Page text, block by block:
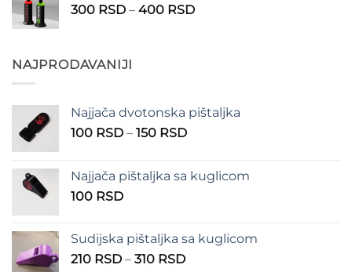
do
300 RSD – 400 RSDRaspon
NAJPRODAVANIJI
Najjača dvotonska pištaljka
100 RSD – 150 RSDRaspon
100 RSD
Najjača pištaljka sa kuglicom
100 RSD
Sudijska pištaljka sa kuglicom
210 RSD – 310 RSDRaspon